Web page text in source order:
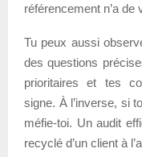
référencement n’a de
Tu peux aussi
des questions
prioritaires et tes
signe. À l’inverse, si
méfie-toi. Un audit
recyclé d’un client à